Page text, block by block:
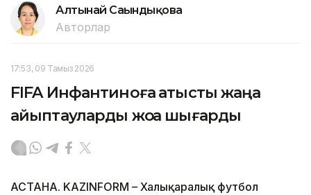
Алтынай Сағындықова
Авторлар
17:53, 09 Тамыз 2026
FIFA Инфантиноға қатысты жаңа
айыптауларды жоққа шығарды
АСТАНА. KAZINFORM – Халықаралық футбол